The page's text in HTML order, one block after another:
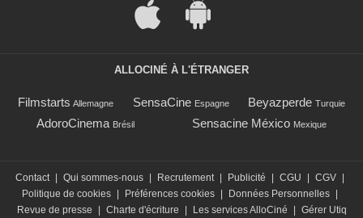
ALLOCINÉ À L'ÉTRANGER
Filmstarts Allemagne SensaCine Espagne Beyazperde Turquie
AdoroCinema Brésil Sensacine México Mexique
Contact Qui sommes-nous Recrutement Publicité CGU CGV
Politique de cookies
Préférences cookies Données Personnelles
Revue de presse
Charte d'écriture Les services AlloCiné Gérer Utiq